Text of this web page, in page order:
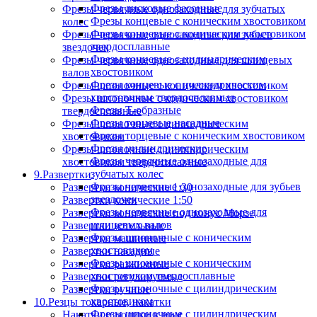
Фрезы червячные однозаходные для зубчатых
колес
Фрезы червячные однозаходные для зубьев
звездочек
Фрезы червячные однозаходные для шлицевых
валов
Фрезы шпоночные с коническим хвостовиком
Фрезы шпоночные с коническим хвостовиком
твердосплавные
Фрезы шпоночные с цилиндрическим
хвостовиком
Фрезы шпоночные с цилиндрическим
хвостовиком твердосплавные
9.Развертки
Развертки конические 1:30
Развертки конические 1:50
Развертки конические под конус Морзе
Развертки котельные
Развертки машинные
Развертки насадные
Развертки разжимные
Развертки регулируемые
Развертки ручные
10.Резцы токарные, накатки
Накатки и ролики к ним
Фрезы дисковые фасонные
Фрезы концевые с коническим хвостовиком
Фрезы концевые с коническим хвостовиком
твердосплавные
Фрезы концевые с цилиндрическим
хвостовиком
Фрезы концевые с цилиндрическим
хвостовиком твердосплавные
Фрезы Т-образные
Фрезы торцевые насадные
Фрезы торцевые с коническим хвостовиком
Фрезы цилиндрические
Фрезы червячные однозаходные для
зубчатых колес
Фрезы червячные однозаходные для зубьев
звездочек
Фрезы червячные однозаходные для
шлицевых валов
Фрезы шпоночные с коническим
хвостовиком
Фрезы шпоночные с коническим
хвостовиком твердосплавные
Фрезы шпоночные с цилиндрическим
хвостовиком
Фрезы шпоночные с цилиндрическим